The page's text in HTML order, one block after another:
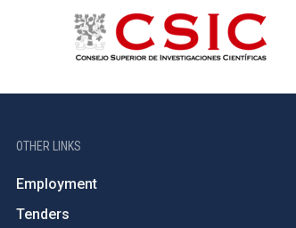
OTHER LINKS
Employment
Tenders